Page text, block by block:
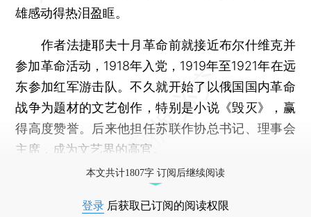
雄感动得热泪盈眶。
作者法捷耶夫十月革命前就接近布尔什维克并
参加革命活动，1918年入党，1919年至1921年在远
东参加红军游击队。不久就开始了以俄国国内革命
战争为题材的文艺创作，特别是小说《毁灭》，赢
得高度赞誉。后来他担任苏联作协总书记、理事会
主席，成为文艺界的高官。
本文共计1807字 订阅后继续阅读
登录 后获取已订阅的阅读权限